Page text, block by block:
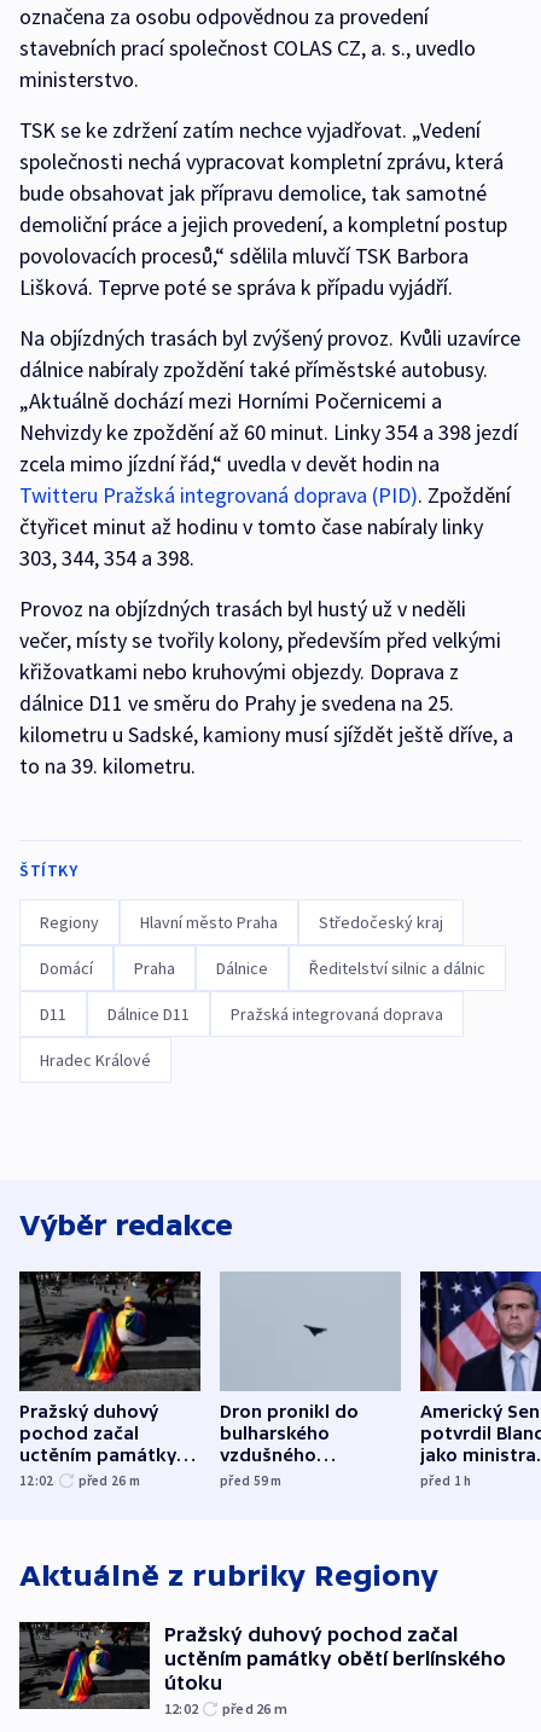
označena za osobu odpovědnou za provedení
stavebních prací společnost COLAS CZ, a. s., uvedlo
ministerstvo.
TSK se ke zdržení zatím nechce vyjadřovat. „Vedení
společnosti nechá vypracovat kompletní zprávu, která
bude obsahovat jak přípravu demolice, tak samotné
demoliční práce a jejich provedení, a kompletní postup
povolovacích procesů,“ sdělila mluvčí TSK Barbora
Lišková. Teprve poté se správa k případu vyjádří.
Na objízdných trasách byl zvýšený provoz. Kvůli uzavírce
dálnice nabíraly zpoždění také příměstské autobusy.
„Aktuálně dochází mezi Horními Počernicemi a
Nehvizdy ke zpoždění až 60 minut. Linky 354 a 398 jezdí
zcela mimo jízdní řád,“ uvedla v devět hodin na
Twitteru Pražská integrovaná doprava (PID). Zpoždění
čtyřicet minut až hodinu v tomto čase nabíraly linky
303, 344, 354 a 398.
Provoz na objízdných trasách byl hustý už v neděli
večer, místy se tvořily kolony, především před velkými
křižovatkami nebo kruhovými objezdy. Doprava z
dálnice D11 ve směru do Prahy je svedena na 25.
kilometru u Sadské, kamiony musí sjíždět ještě dříve, a
to na 39. kilometru.
ŠTÍTKY
Regiony Hlavní město Praha Středočeský kraj
Domácí Praha Dálnice Ředitelství silnic a dálnic
D11 Dálnice D11 Pražská integrovaná doprava
Hradec Králové
Výběr redakce
Pražský duhový
pochod začal
uctěním památky
obětí berlínského
12:02 před 26 m
Dron pronikl do
bulharského
vzdušného
prostoru,
před 59m
Americký
potvrdil
jako ministra
před 1h
Aktuálně z rubriky Regiony
Pražský duhový pochod začal
uctěním památky obětí berlínského
útoku
12:02 před 26 m